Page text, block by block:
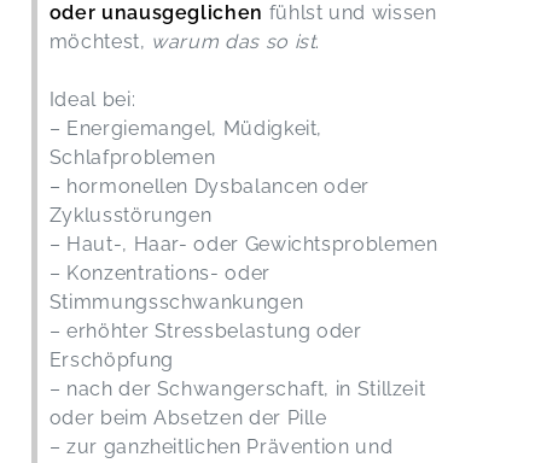
oder unausgeglichen fühlst und wissen
möchtest, warum das so ist.
Ideal bei:
– Energiemangel, Müdigkeit,
Schlafproblemen
– hormonellen Dysbalancen oder
Zyklusstörungen
– Haut-, Haar- oder Gewichtsproblemen
– Konzentrations- oder
Stimmungsschwankungen
– erhöhter Stressbelastung oder
Erschöpfung
– nach der Schwangerschaft, in Stillzeit
oder beim Absetzen der Pille
– zur ganzheitlichen Prävention und